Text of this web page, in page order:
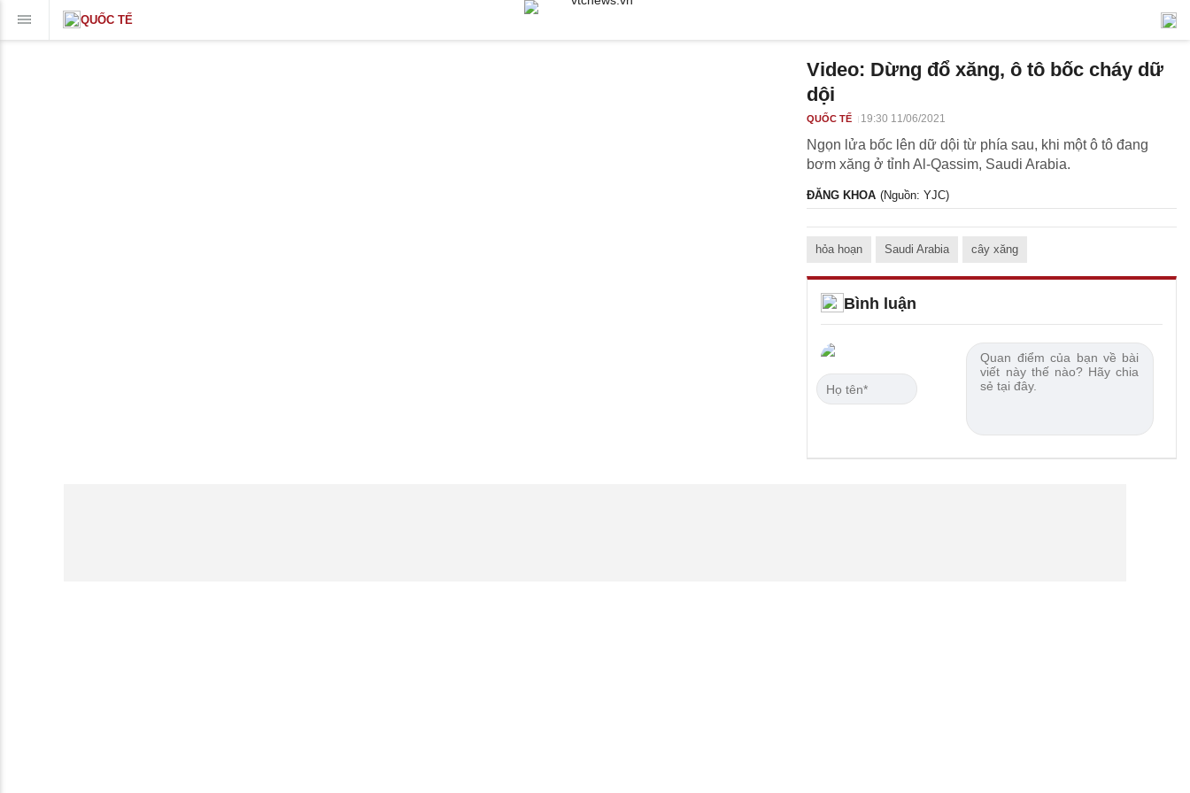
QUỐC TẾ
Video: Dừng đổ xăng, ô tô bốc cháy dữ
dội
QUỐC TẾ 19:30 11/06/2021
Ngọn lửa bốc lên dữ dội từ phía sau, khi một ô tô đang
bơm xăng ở tỉnh Al-Qassim, Saudi Arabia.
ĐĂNG KHOA (Nguồn: YJC)
hỏa hoạn Saudi Arabia cây xăng
Bình luận